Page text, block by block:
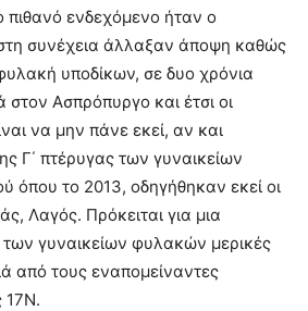
πιθανό ενδεχόμενο ήταν ο
συνέχεια άλλαξαν άποψη καθώς
υποδίκων, σε δυο χρόνια
στον Ασπρόπυργο και έτσι οι
να μην πάνε εκεί, αν και
Γ΄ πτέρυγας των γυναικείων
το 2013, οδηγήθηκαν εκεί οι
Λαγός. Πρόκειται για μια
γυναικείων φυλακών μερικές
από τους εναπομείναντες
17Ν.